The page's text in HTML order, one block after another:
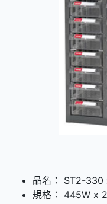
品名： ST2-330
規格： 445W x